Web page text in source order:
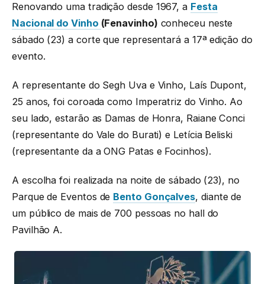
Renovando uma tradição desde 1967, a Festa
Nacional do Vinho (Fenavinho) conheceu neste
sábado (23) a corte que representará a 17ª edição do
evento.
A representante do Segh Uva e Vinho, Laís Dupont,
25 anos, foi coroada como Imperatriz do Vinho. Ao
seu lado, estarão as Damas de Honra, Raiane Conci
(representante do Vale do Burati) e Letícia Beliski
(representante da a ONG Patas e Focinhos).
A escolha foi realizada na noite de sábado (23), no
Parque de Eventos de Bento Gonçalves, diante de
um público de mais de 700 pessoas no hall do
Pavilhão A.